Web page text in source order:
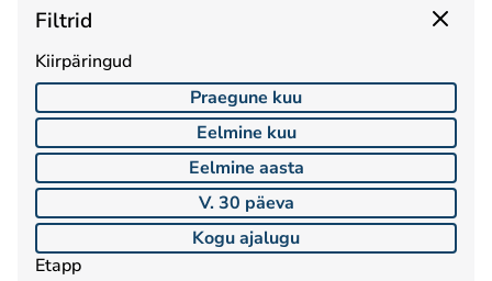
Filtrid
Kiirpäringud
Praegune kuu
Eelmine kuu
Eelmine aasta
V. 30 päeva
Kogu ajalugu
Etapp